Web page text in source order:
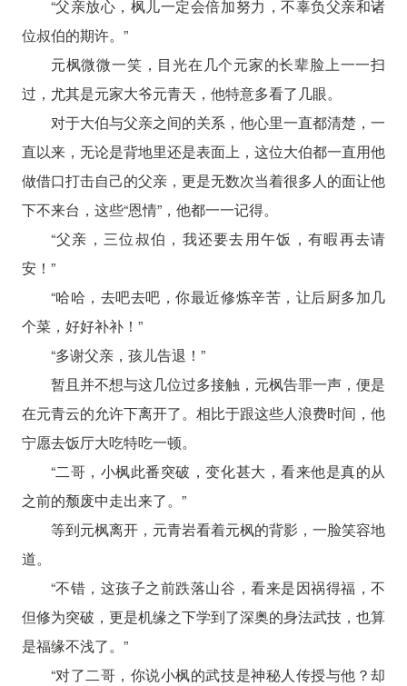
“父亲放心，枫儿一定会倍加努力，不辜负父亲和诸
位叔伯的期许。”
元枫微微一笑，目光在几个元家的长辈脸上一一扫
过，尤其是元家大爷元青天，他特意多看了几眼。
对于大伯与父亲之间的关系，他心里一直都清楚，一
直以来，无论是背地里还是表面上，这位大伯都一直用他
做借口打击自己的父亲，更是无数次当着很多人的面让他
下不来台，这些“恩情”，他都一一记得。
“父亲，三位叔伯，我还要去用午饭，有暇再去请
安！”
“哈哈，去吧去吧，你最近修炼辛苦，让后厨多加几
个菜，好好补补！”
“多谢父亲，孩儿告退！”
暂且并不想与这几位过多接触，元枫告罪一声，便是
在元青云的允许下离开了。相比于跟这些人浪费时间，他
宁愿去饭厅大吃特吃一顿。
“二哥，小枫此番突破，变化甚大，看来他是真的从
之前的颓废中走出来了。”
等到元枫离开，元青岩看着元枫的背影，一脸笑容地
道。
“不错，这孩子之前跌落山谷，看来是因祸得福，不
但修为突破，更是机缘之下学到了深奥的身法武技，也算
是福缘不浅了。”
“对了二哥，你说小枫的武技是神秘人传授与他？却